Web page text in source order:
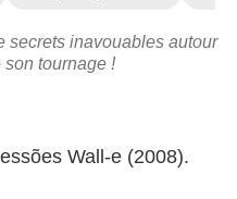
secrets inavouables autour
tournage !
Wall-e (2008).